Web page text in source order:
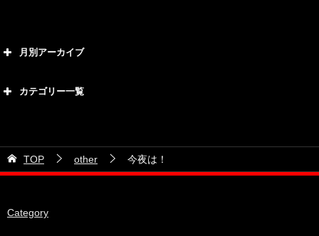
月別アーカイブ
2026年5月
2026年4月
2026年2月
カテゴリー一覧
21号車
28号車
TOP other 今夜は！
Category